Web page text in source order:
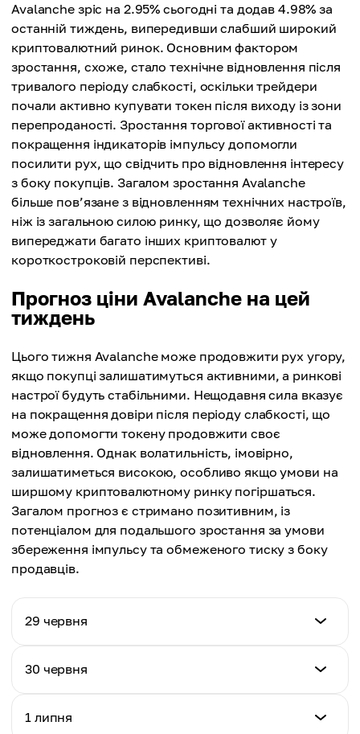
Avalanche зріс на 2.95% сьогодні та додав 4.98% за
останній тиждень, випередивши слабший широкий
криптовалютний ринок. Основним фактором
зростання, схоже, стало технічне відновлення після
тривалого періоду слабкості, оскільки трейдери
почали активно купувати токен після виходу із зони
перепроданості. Зростання торгової активності та
покращення індикаторів імпульсу допомогли
посилити рух, що свідчить про відновлення інтересу
з боку покупців. Загалом зростання Avalanche
більше пов’язане з відновленням технічних настроїв,
ніж із загальною силою ринку, що дозволяє йому
випереджати багато інших криптовалют у
короткостроковій перспективі.
Прогноз ціни Avalanche на цей
тиждень
Цього тижня Avalanche може продовжити рух угору,
якщо покупці залишатимуться активними, а ринкові
настрої будуть стабільними. Нещодавня сила вказує
на покращення довіри після періоду слабкості, що
може допомогти токену продовжити своє
відновлення. Однак волатильність, імовірно,
залишатиметься високою, особливо якщо умови на
ширшому криптовалютному ринку погіршаться.
Загалом прогноз є стримано позитивним, із
потенціалом для подальшого зростання за умови
збереження імпульсу та обмеженого тиску з боку
продавців.
29 червня
Ціна (USD)
Денна зміна %
30 червня
Ціна (USD)
1 липня